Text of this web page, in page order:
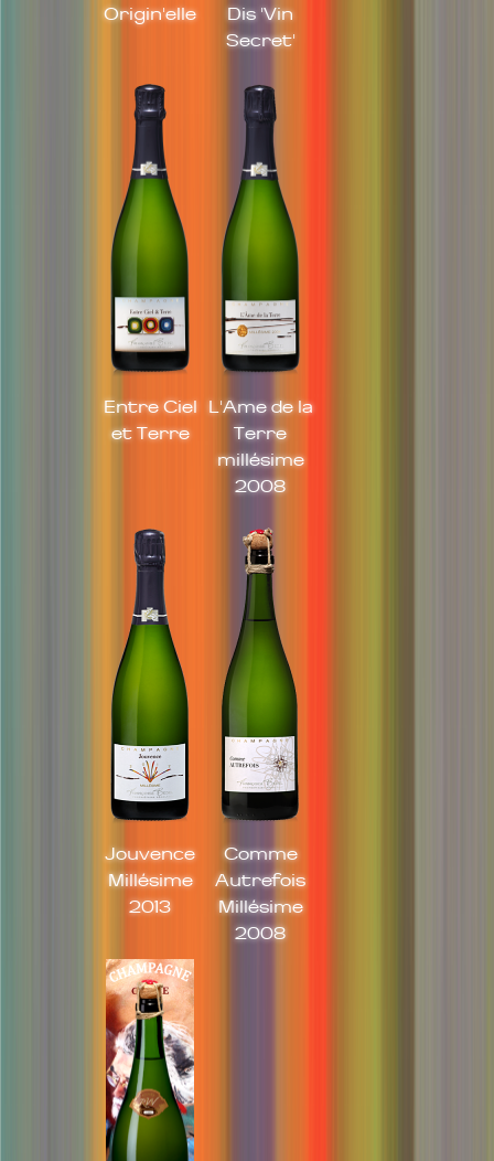
Origin'elle
Dis 'Vin
Secret'
Entre Ciel
et Terre
L'Ame de la
Terre
millésime
2008
Jouvence
Millésime
2013
Comme
Autrefois
Millésime
2008